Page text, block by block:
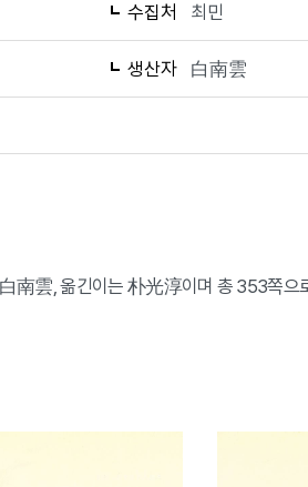
수집처 최민
생산자 白南雲
南雲, 옮긴이는 朴光淳이며 총 353쪽으